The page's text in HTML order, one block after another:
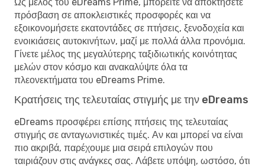
πρόσβαση σε αποκλειστικές προσφορές και να
εξοικονομήσετε εκατοντάδες σε πτήσεις, ξενοδοχεία και
ενοικιάσεις αυτοκινήτων, μαζί με πολλά άλλα προνόμια.
Γίνετε μέλος της μεγαλύτερης ταξιδιωτικής κοινότητας
μελών στον κόσμο και ανακαλύψτε όλα τα
πλεονεκτήματα του eDreams Prime.
Κρατήσεις της τελευταίας στιγμής με την eDreams
eDreams προσφέρει επίσης πτήσεις της τελευταίας
στιγμής σε ανταγωνιστικές τιμές. Αν και μπορεί να είναι
πιο ακριβά, παρέχουμε μια σειρά επιλογών που
ταιριάζουν στις ανάγκες σας. Λάβετε υπόψη, ωστόσο, ότι